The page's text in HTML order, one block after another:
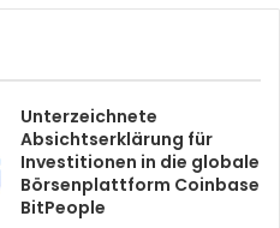
Unterzeichnete
Absichtserklärung für
Investitionen in die globale
Börsenplattform Coinbase
BitPeople